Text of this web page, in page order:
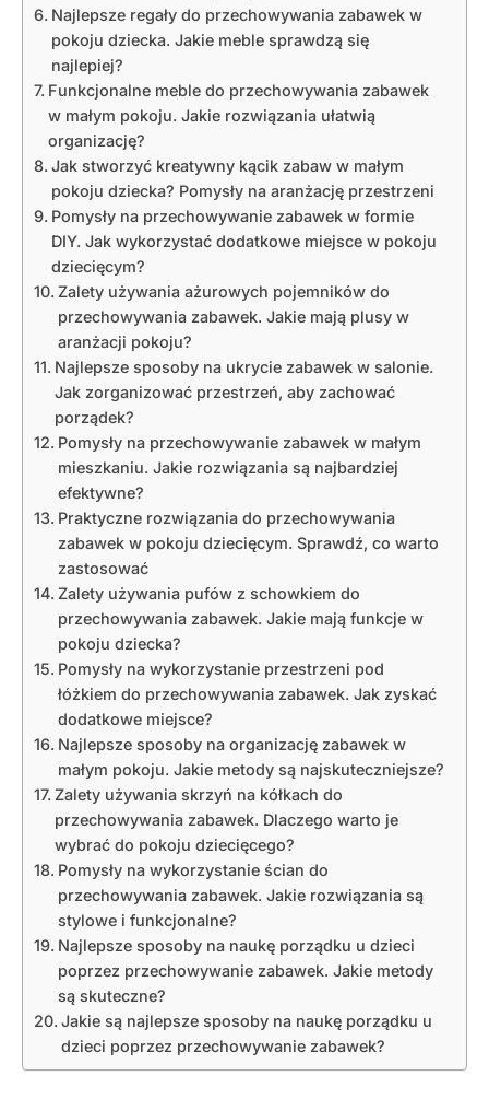
Najlepsze regały do przechowywania zabawek w
pokoju dziecka. Jakie meble sprawdzą się
najlepiej?
Funkcjonalne meble do przechowywania zabawek
w małym pokoju. Jakie rozwiązania ułatwią
organizację?
Jak stworzyć kreatywny kącik zabaw w małym
pokoju dziecka? Pomysły na aranżację przestrzeni
Pomysły na przechowywanie zabawek w formie
DIY. Jak wykorzystać dodatkowe miejsce w pokoju
dziecięcym?
Zalety używania ażurowych pojemników do
przechowywania zabawek. Jakie mają plusy w
aranżacji pokoju?
Najlepsze sposoby na ukrycie zabawek w salonie.
Jak zorganizować przestrzeń, aby zachować
porządek?
Pomysły na przechowywanie zabawek w małym
mieszkaniu. Jakie rozwiązania są najbardziej
efektywne?
Praktyczne rozwiązania do przechowywania
zabawek w pokoju dziecięcym. Sprawdź, co warto
zastosować
Zalety używania pufów z schowkiem do
przechowywania zabawek. Jakie mają funkcje w
pokoju dziecka?
Pomysły na wykorzystanie przestrzeni pod
łóżkiem do przechowywania zabawek. Jak zyskać
dodatkowe miejsce?
Najlepsze sposoby na organizację zabawek w
małym pokoju. Jakie metody są najskuteczniejsze?
Zalety używania skrzyń na kółkach do
przechowywania zabawek. Dlaczego warto je
wybrać do pokoju dziecięcego?
Pomysły na wykorzystanie ścian do
przechowywania zabawek. Jakie rozwiązania są
stylowe i funkcjonalne?
Najlepsze sposoby na naukę porządku u dzieci
poprzez przechowywanie zabawek. Jakie metody
są skuteczne?
Jakie są najlepsze sposoby na naukę porządku u
dzieci poprzez przechowywanie zabawek?